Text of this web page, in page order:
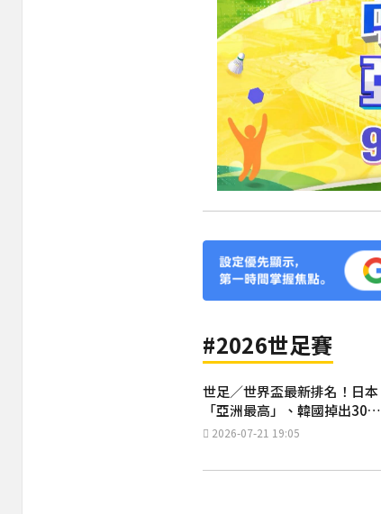
#2026世足賽
世足／世界盃最新排名！日本
「亞洲最高」、韓國掉出30名
外2026-07-21 19:05